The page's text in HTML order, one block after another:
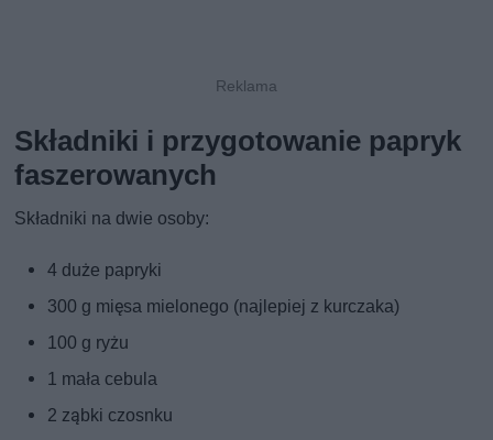
Składniki i przygotowanie papryk
faszerowanych
Składniki na dwie osoby:
4 duże papryki
300 g mięsa mielonego (najlepiej z kurczaka)
100 g ryżu
1 mała cebula
2 ząbki czosnku